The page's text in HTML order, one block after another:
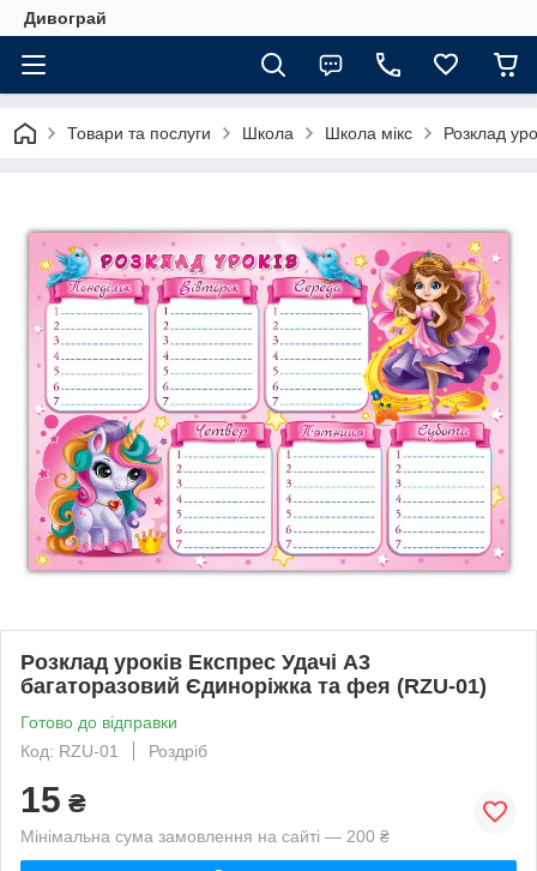
Дивограй
Товари та послуги Школа Школа мікс Розклад
Розклад уроків Експрес Удачі А3
багаторазовий Єдиноріжка та фея (RZU-01)
Готово до відправки
Код: RZU-01
Роздріб
15 ₴
Мінімальна сума замовлення на сайті — 200 ₴